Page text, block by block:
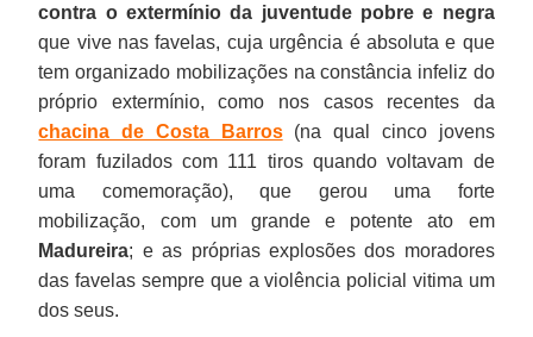
contra o extermínio da juventude pobre e negra
que vive nas favelas, cuja urgência é absoluta e que
tem organizado mobilizações na constância infeliz do
próprio extermínio, como nos casos recentes da
chacina de Costa Barros(na qual cinco jovens
foram fuzilados com 111 tiros quando voltavam de
uma comemoração), que gerou uma forte
mobilização, com um grande e potente ato em
Madureira; e as próprias explosões dos moradores
das favelas sempre que a violência policial vitima um
dos seus.